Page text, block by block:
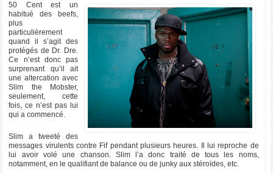
50 Cent est un
habitué des beefs,
plus
particulièrement
quand il s’agit des
protégés de Dr. Dre.
Ce n’est donc pas
surprenant qu’il ait
une altercation avec
Slim the Mobster,
seulement, cette
fois, ce n’est pas lui
qui a commencé.
Slim a tweeté des
messages virulents contre Fif pendant plusieurs heures. Il lui reproche de
lui avoir volé une chanson. Slim l’a donc traité de tous les noms,
notamment, en le qualifiant de balance ou de junky aux stéroïdes, etc.